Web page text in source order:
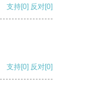
支持[0] 反对[0]
支持[0] 反对[0]